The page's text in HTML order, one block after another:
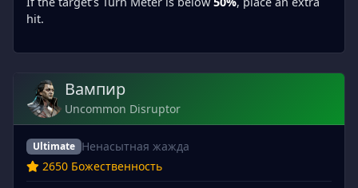
hit.
Вампир
Uncommon Disruptor
Ultimate Ненасытная жажда
2650 Божественность